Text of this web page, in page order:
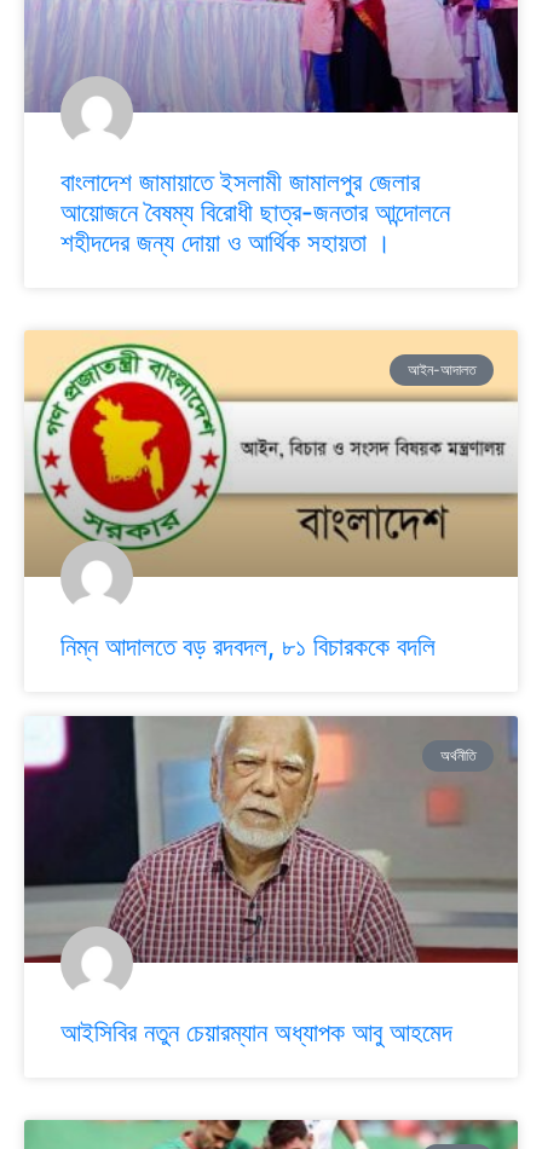
বাংলাদেশ জামায়াতে ইসলামী জামালপুর জেলার
আয়োজনে বৈষম্য বিরোধী ছাত্র-জনতার আন্দোলনে
শহীদদের জন্য দোয়া ও আর্থিক সহায়তা ।
আইন-আদালত
নিম্ন আদালতে বড় রদবদল, ৮১ বিচারককে বদলি
অর্থনীতি
আইসিবির নতুন চেয়ারম্যান অধ্যাপক আবু আহমেদ